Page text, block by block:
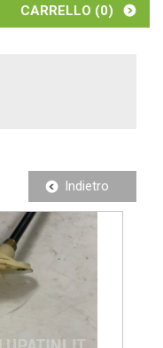
CARRELLO (0)
Indietro